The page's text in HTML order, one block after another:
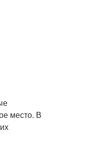
место. В